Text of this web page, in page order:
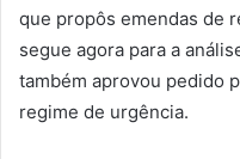
que propôs emendas de
segue agora para a
também aprovou pedido
regime de urgência.